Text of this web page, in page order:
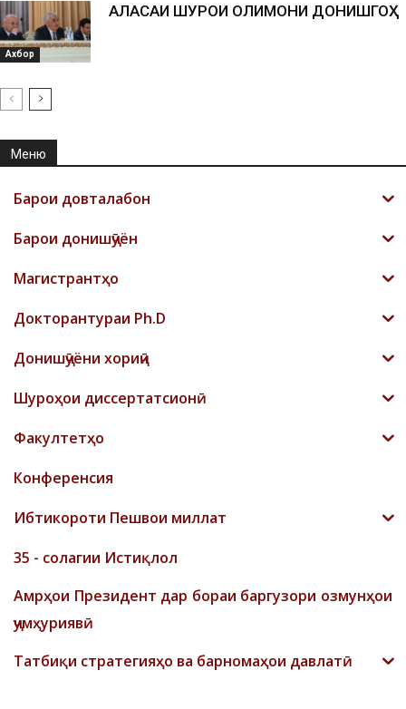
Ахбор
АЛАСАИ ШУРОИ ОЛИМОНИ ДОНИШГОҲ
Меню
Барои довталабон
Барои донишҷӯён
Магистрантҳо
Докторантураи Ph.D
Донишҷӯёни хориҷӣ
Шyроҳои диссертатсионӣ
Факултетҳо
Конференсия
Ибтикороти Пешвои миллат
35 - солагии Истиқлол
Амрҳои Президент дар бораи баргузори озмунҳои
ҷумҳуриявӣ
Татбиқи стратегияҳо ва барномаҳои давлатӣ